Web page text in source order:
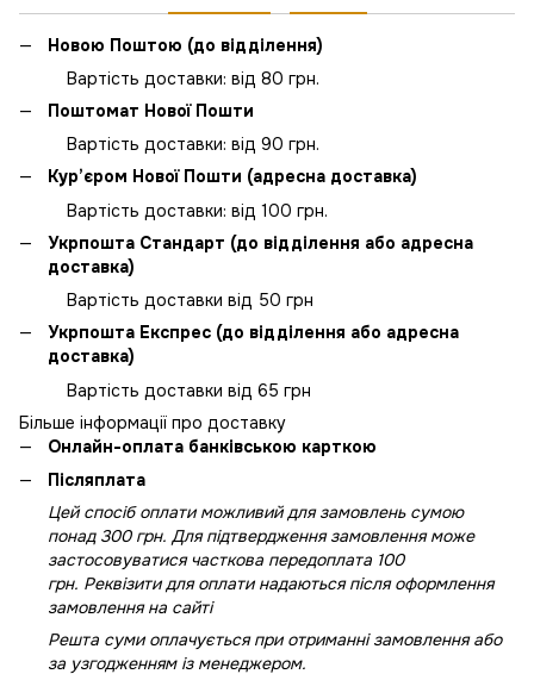
Новою Поштою (до відділення)
Вартість доставки: від 80 грн.
Поштомат Нової Пошти
Вартість доставки: від 90 грн.
Кур’єром Нової Пошти (адресна доставка)
Вартість доставки: від 100 грн.
Укрпошта Стандарт (до відділення або адресна
доставка)
Вартість доставки від 50 грн
Укрпошта Експрес (до відділення або адресна
доставка)
Вартість доставки від 65 грн
Більше інформації про доставку
Онлайн-оплата банківською карткою
Післяплата
Цей спосіб оплати можливий для замовлень сумою
понад 300 грн. Для підтвердження замовлення може
застосовуватися часткова передоплата 100
грн. Реквізити для оплати надаються після оформлення
замовлення на сайті
Решта суми оплачується при отриманні замовлення або
за узгодженням із менеджером.